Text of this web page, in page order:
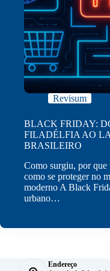
Revisum
BLACK FRIDAY:
FILADÉLFIA AO
BRASILEIRO
Como surgiu, por
como se proteger no
moderno A Black
urbano…
Endereço